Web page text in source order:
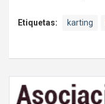
Etiquetas: karting